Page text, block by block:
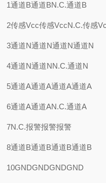
1通道B通道BN.C.通道B
2传感Vcc传感VccN.C.传感
3通道N通道N通道N通道N
4通道N通道NN.C.通道N
5通道A通道A通道A通道A
6通道A通道AN.C.通道A
7N.C.报警报警报警
8通道B通道B通道B通道B
10GNDGNDGNDGND